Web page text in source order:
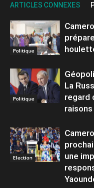
ARTICLES CONNEXES
Politique
Politique
La
regard
raisons
Election
une